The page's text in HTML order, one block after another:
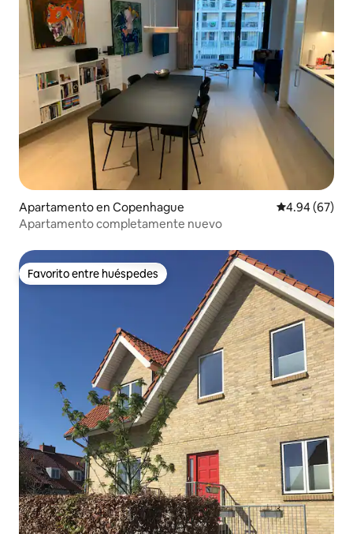
Apartamento en Copenhague Calificación
4.94 (67)
Apartamento completamente nuevo
Favorito entre huéspedes
Favorito entre huéspedes